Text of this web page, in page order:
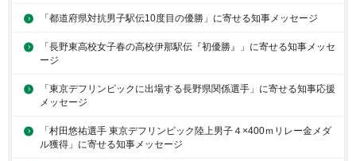
「都道府県対抗男子駅伝10度目の優勝」に寄せる知事メッセージ
「長野東高校女子春の高校伊那駅伝『初優勝』」に寄せる知事メッセ
ージ
「東京デフリンピックに出場する長野県関係選手」に寄せる知事応援
メッセージ
「村田悠祐選手 東京デフリンピック陸上男子４×400ｍリレー金メダ
ル獲得」に寄せる知事メッセージ